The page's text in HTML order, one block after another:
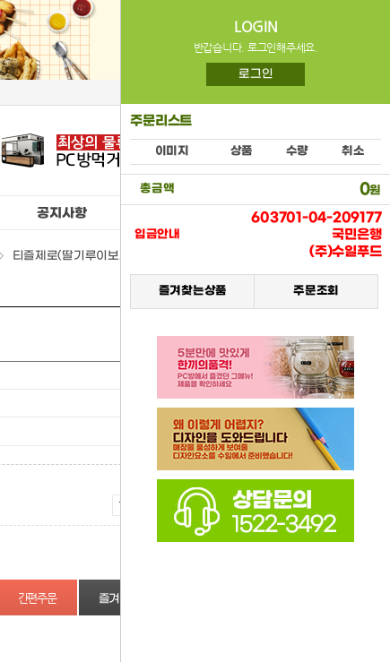
공지사항
티즐제로(딸기루이보스)500ml > (02) 펫음료류
LOGIN
반갑습니다. 로그인해주세요.
로그인
주문리스트
이미지 상품 수량 취소
총금액 0원
입금안내
603701-04-209177
국민은행
(주)수일푸드
즐겨찾는상품 주문조회
증가
감소
즐겨찾기